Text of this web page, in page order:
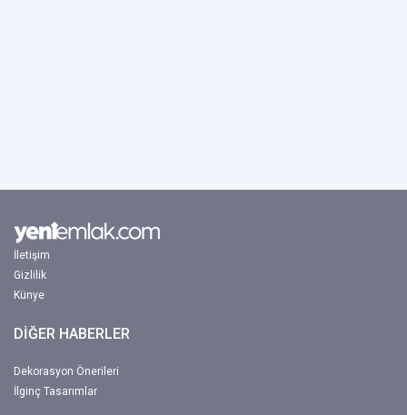
İletişim
Gizlilik
Künye
DİĞER HABERLER
Dekorasyon Önerileri
İlginç Tasarımlar